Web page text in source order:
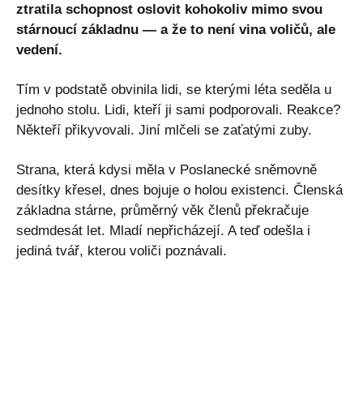
ztratila schopnost oslovit kohokoliv mimo svou
stárnoucí základnu — a že to není vina voličů, ale
vedení.
Tím v podstatě obvinila lidi, se kterými léta seděla u
jednoho stolu. Lidi, kteří ji sami podporovali. Reakce?
Někteří přikyvovali. Jiní mlčeli se zaťatými zuby.
Strana, která kdysi měla v Poslanecké sněmovně
desítky křesel, dnes bojuje o holou existenci. Členská
základna stárne, průměrný věk členů překračuje
sedmdesát let. Mladí nepřicházejí. A teď odešla i
jediná tvář, kterou voliči poznávali.